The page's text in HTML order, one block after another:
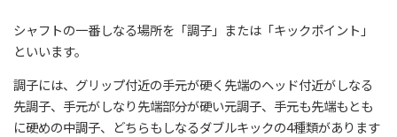
シャフトの一番しなる場所を「調子」または「キックポイント」
といいます。
調子には、グリップ付近の手元が硬く先端のヘッド付近がしなる
先調子、手元がしなり先端部分が硬い元調子、手元も先端もとも
に硬めの中調子、どちらもしなるダブルキックの4種類があります